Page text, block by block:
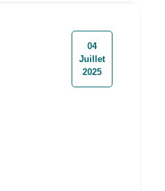
04
Juillet
2025